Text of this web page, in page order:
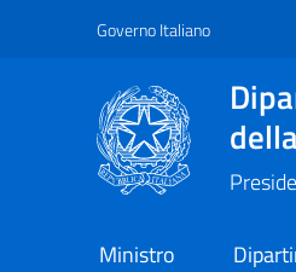
Vai al contenuto
Raggiungi il piè di
Governo Italiano
Ministro